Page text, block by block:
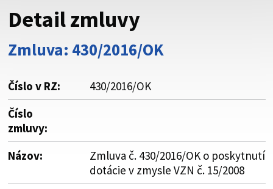
Buďte pozorní a vždy sa uistite, že zdieľate informácie iba
cez zabezpečenú webovú stránku. Zabezpečená stránka
vždy začína https:// pred názvom domény webového sídla.
Detail zmluvy
Zmluva: 430/2016/OK
Číslo v RZ:
430/2016/OK
Číslo
zmluvy:
Názov:
Zmluva č. 430/2016/OK o poskytnutí
dotácie v zmysle VZN č. 15/2008